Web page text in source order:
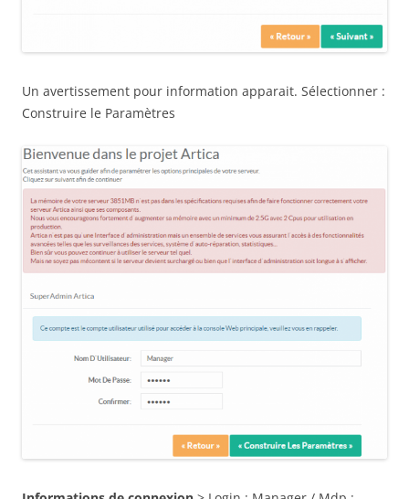
Un avertissement pour information apparait. Sélectionner :
Construire le Paramètres